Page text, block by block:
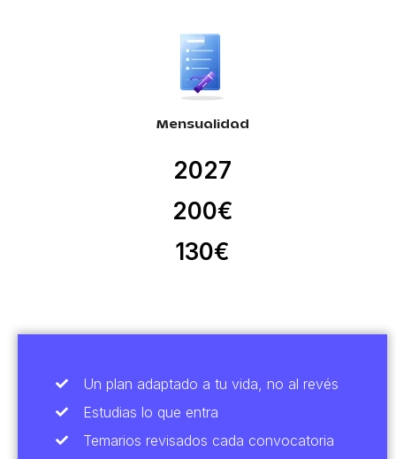
Mensualidad
2027
200€
130€
Un plan adaptado a tu vida, no al revés
Estudias lo que entra
Temarios revisados cada convocatoria